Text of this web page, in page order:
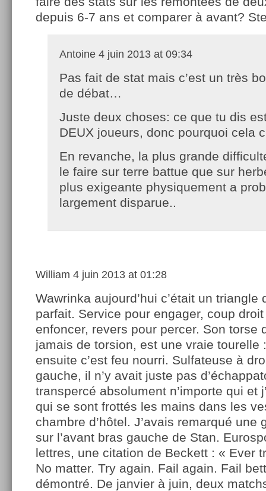
depuis 6-7 ans et comparer à avant?
Antoine 4 juin 2013 at 09:34
Pas fait de stat mais c’est un très
de débat…
Juste deux choses: ce que tu dis
DEUX joueurs, donc pourquoi cela
En revanche, la plus grande
le faire sur terre battue que sur
plus exigeante physiquement a
largement disparue..
William 4 juin 2013 at 01:28
Wawrinka aujourd’hui c’était un triangle
parfait. Service pour engager, coup
enfoncer, revers pour percer. Son torse
jamais de torsion, est une vraie tourelle
ensuite c’est feu nourri. Sulfateuse à
gauche, il n’y avait juste pas
transpercé absolument n’importe qui et
qui se sont frottés les mains dans les
chambre d’hôtel. J’avais remarqué une
sur l’avant bras gauche de Stan.
lettres, une citation de Beckett : « Ever
No matter. Try again. Fail again. Fail
démontré. De janvier à juin, deux